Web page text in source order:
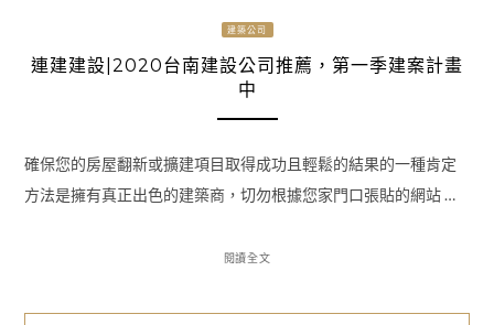
建築公司
連建建設|2020台南建設公司推薦，第一季建案計畫
中
確保您的房屋翻新或擴建項目取得成功且輕鬆的結果的一種肯定
方法是擁有真正出色的建築商，切勿根據您家門口張貼的網站 …
閱讀全文